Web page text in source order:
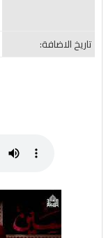
تاريخ الاضافة: